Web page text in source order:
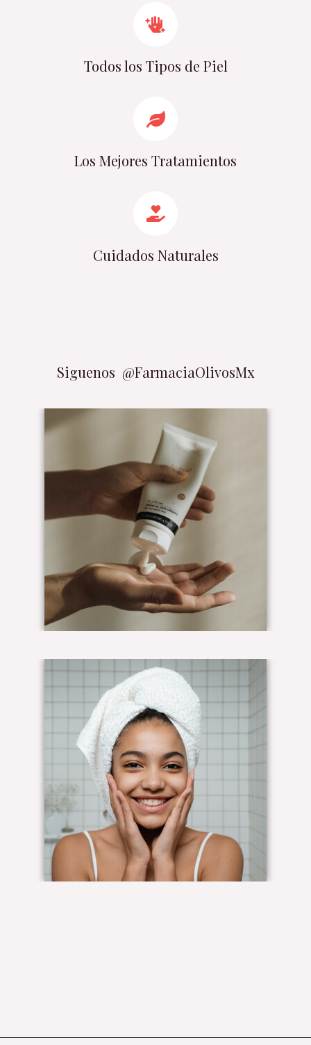
Todos los Tipos de Piel
Los Mejores Tratamientos
Cuidados Naturales
Siguenos @FarmaciaOlivosMx